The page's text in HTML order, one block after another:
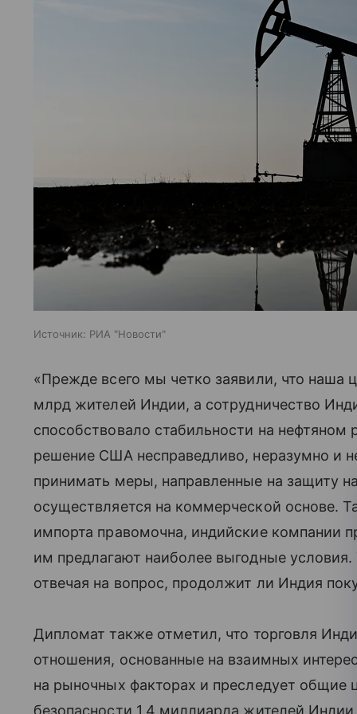
Источник: РИА "Новости"
«Прежде всего мы четко заявили, что наша
млрд жителей Индии, а сотрудничество
способствовало стабильности на
решение США несправедливо, неразумно и
принимать меры, направленные на защиту
осуществляется на коммерческой основе.
импорта правомочна, индийские компании
им предлагают наиболее выгодные условия.
отвечая на вопрос, продолжит ли Индия
Дипломат также отметил, что торговля
отношения, основанные на взаимных
на рыночных факторах и преследует общие
безопасности 1,4 миллиарда жителей